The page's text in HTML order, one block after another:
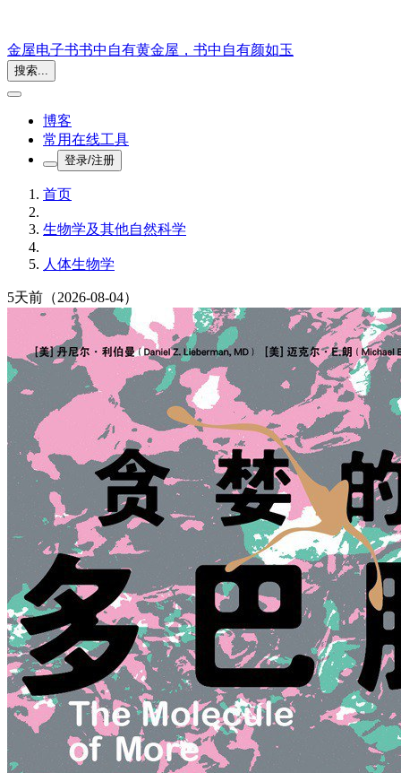
金屋电子书书中自有黄金屋，书中自有颜如玉
搜索...
博客
常用在线工具
登录/注册
首页
生物学及其他自然科学
人体生物学
5天前 （2026-08-04）